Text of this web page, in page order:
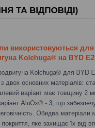
ТА ВІДПОВІДІ)
використовуються для
Kolchuga® на BYD
Kolchuga® для BYD
двох основних матеріалів:
варіант має товщину 2
AluOx® - 3, що
Обидва матеріали
покриття, яке захищає їх від